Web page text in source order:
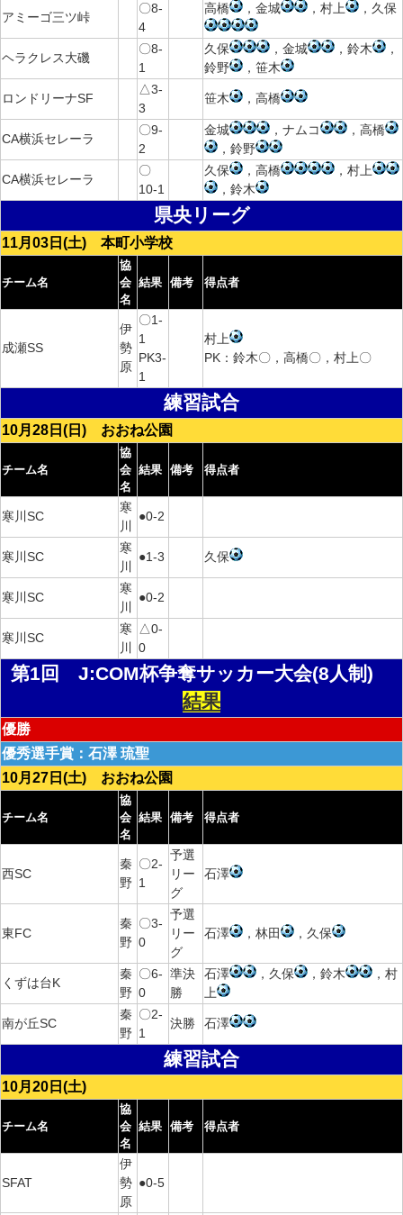
アミーゴ三ツ峠
〇8-
4
高橋 ，金城 ，村上 ，久保
ヘラクレス大磯
〇8-
1
久保 ，金城 ，鈴木
，
鈴野
，笹木
ロンドリーナSF
△3-
3
笹木 ，高橋
CA横浜セレーラ
〇9-
2
金城 ，ナムコ
，高橋
，鈴野
CA横浜セレーラ
〇
10-1
久保 ，高橋
，村上
，鈴木
県央リーグ
11月03日(土) 本町小学校
チーム名
協
会
名
結果 備考 得点者
成瀬SS
伊
勢
原
〇1-
1
PK3-
1
村上
PK：鈴木〇，高橋〇，村上〇
練習試合
10月28日(日) おおね公園
チーム名
協
会
名
結果 備考 得点者
寒川SC
寒
川
●0-2
寒川SC
寒
川
●1-3 久保
寒川SC
寒
川
●0-2
寒川SC
寒
川
△0-
0
第1回 J:COM杯争奪サッカー大会(8人制)
結果
優勝
優秀選手賞：石澤 琉聖
10月27日(土) おおね公園
チーム名
協
会
名
結果 備考 得点者
西SC
秦
野
〇2-
1
予選
リー
グ
石澤
東FC
秦
野
〇3-
0
予選
リー
グ
石澤 ，林田 ，久保
くずは台K
秦
野
〇6-
0
準決
勝
石澤 ，久保 ，鈴木
，村
上
南が丘SC
秦
野
〇2-
1
決勝 石澤
練習試合
10月20日(土)
チーム名
協
会
名
結果 備考 得点者
SFAT
伊
勢
原
●0-5